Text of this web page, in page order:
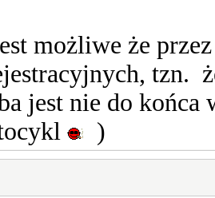
możliwe że
tzn.
jest nie do
)